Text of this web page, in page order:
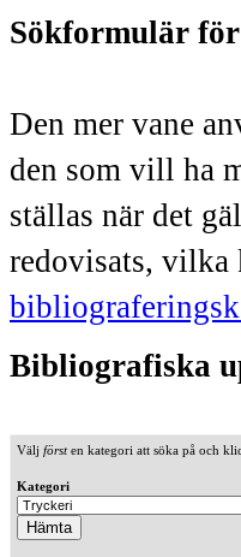
Sökformulär
Den mer vane
den som vill ha
ställas när det
redovisats,
Bibliografiska
Välj försten kategori att söka på och
Kategori